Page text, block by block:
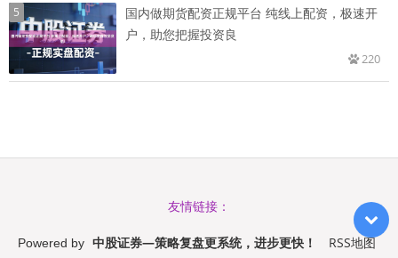
5
国内做期货配资正规平台 纯线上配资，极速开
户，助您把握投资良
220
友情链接：
Powered by 中股证券—策略复盘更系统，进步更快！
RSS地图